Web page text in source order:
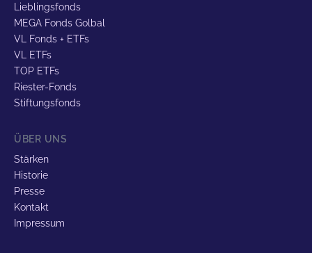
Lieblingsfonds
MEGA Fonds Golbal
VL Fonds + ETFs
VL ETFs
TOP ETFs
Riester-Fonds
Stiftungsfonds
ÜBER UNS
Stärken
Historie
Presse
Kontakt
Impressum